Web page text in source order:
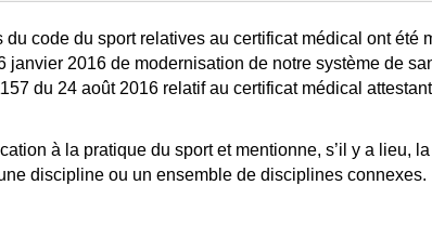
du code du sport relatives au certificat médical ont été
janvier 2016 de modernisation de notre système de
du 24 août 2016 relatif au certificat médical
à la pratique du sport et mentionne, s’il y a lieu,
discipline ou un ensemble de disciplines connexes.